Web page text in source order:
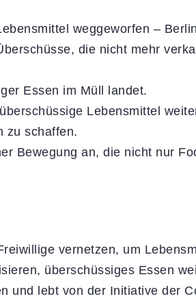
weggeworfen –
die nicht mehr
Essen im Müll landet.
Lebensmittel
zu schaffen.
Bewegung an, die nicht nur
vernetzen, um
überschüssiges Essen
und lebt von der Initiative der